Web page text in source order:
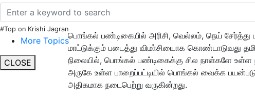
#Top on Krishi Jagran
More Topics
CLOSE
5,பொங்கல் பண்டிகை: மண் பானை உற்பத்தி வளர்ச்சி!
பொங்கல் பண்டிகையில் அரிசி, வெல்லம், நெய் சேர்த்து
மாட்டுக்கும் படைத்து விமா்சியைாக கொண்டாடுவது
நிலையில், பொங்கல் பண்டிகைக்கு சில நாள்களே உள்ள
அருகே உள்ள பாறைப்பட்டியில் பொங்கல் வைக்க
அதிகமாக நடைபெற்று வருகின்றது.